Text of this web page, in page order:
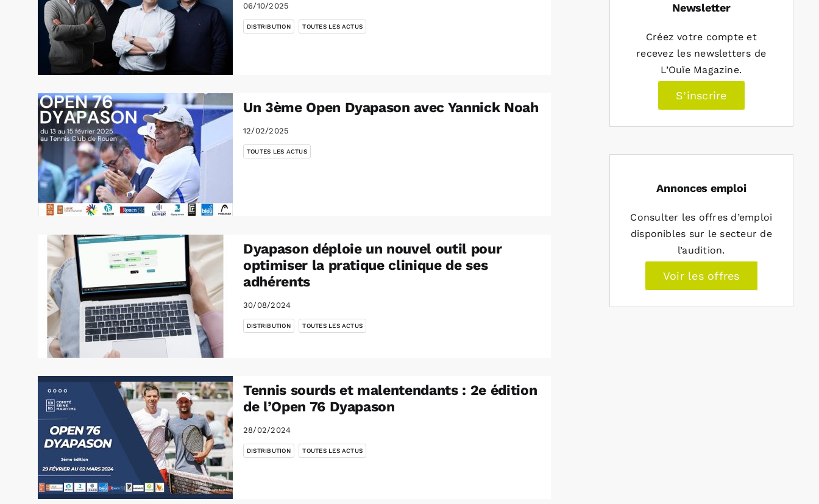
06/10/2025
DISTRIBUTION TOUTES LES ACTUS
Un 3ème Open Dyapason avec Yannick Noah
12/02/2025
TOUTES LES ACTUS
Dyapason déploie un nouvel outil pour
optimiser la pratique clinique de ses
adhérents
30/08/2024
DISTRIBUTION TOUTES LES ACTUS
Tennis sourds et malentendants : 2e édition
de l’Open 76 Dyapason
28/02/2024
DISTRIBUTION TOUTES LES ACTUS
Newsletter
Créez votre compte et
recevez les newsletters de
L’Ouïe Magazine.
S’inscrire
Annonces emploi
Consulter les offres d’emploi
disponibles sur le secteur de
l’audition.
Voir les offres